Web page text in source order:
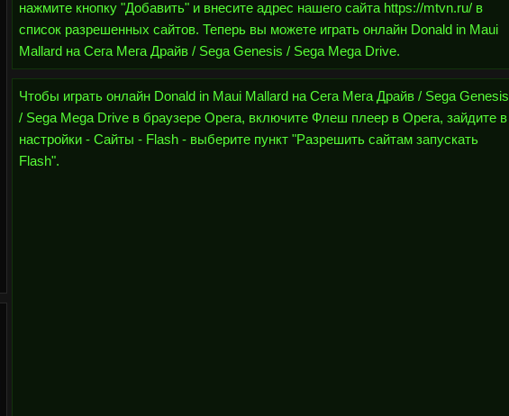
нажмите кнопку "Добавить" и внесите адрес нашего сайта https://mtvn.ru/ в
список разрешенных сайтов. Теперь вы можете играть онлайн Donald in Maui
Mallard на Сега Мега Драйв / Sega Genesis / Sega Mega Drive.
Чтобы играть онлайн Donald in Maui Mallard на Сега Мега Драйв / Sega Genesis
/ Sega Mega Drive в браузере Opera, включите Флеш плеер в Opera, зайдите в
настройки - Сайты - Flash - выберите пункт "Разрешить сайтам запускать
Flash".